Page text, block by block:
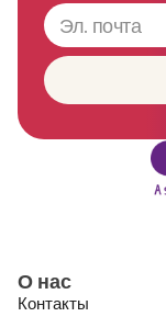
О нас
Контакты